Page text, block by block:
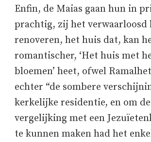
Enfin, de Maias gaan hun in
prachtig, zij het verwaarloosd
renoveren, het huis dat, kan
romantischer, ‘Het huis met
bloemen’ heet, ofwel
echter “de sombere
kerkelijke residentie, en om de
vergelijking met een
te kunnen maken had het